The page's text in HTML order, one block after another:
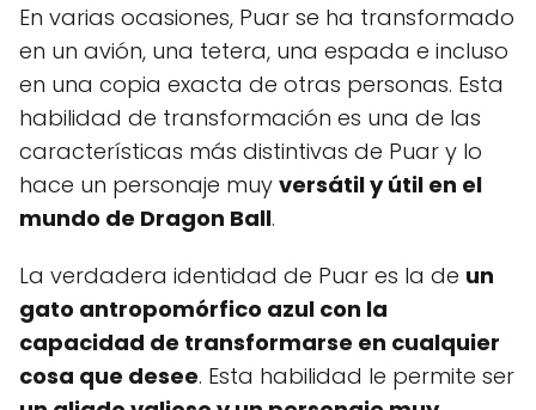
En varias ocasiones, Puar se ha transformado
en un avión, una tetera, una espada e incluso
en una copia exacta de otras personas. Esta
habilidad de transformación es una de las
características más distintivas de Puar y lo
hace un personaje muy versátil y útil en el
mundo de Dragon Ball.
La verdadera identidad de Puar es la de un
gato antropomórfico azul con la
capacidad de transformarse en cualquier
cosa que desee. Esta habilidad le permite ser